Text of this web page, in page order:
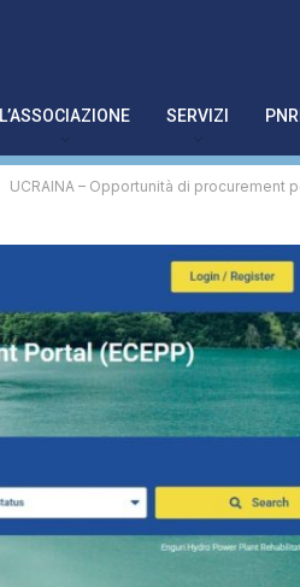
L’ASSOCIAZIONE SERVIZI
UCRAINA – Opportunità di procurement